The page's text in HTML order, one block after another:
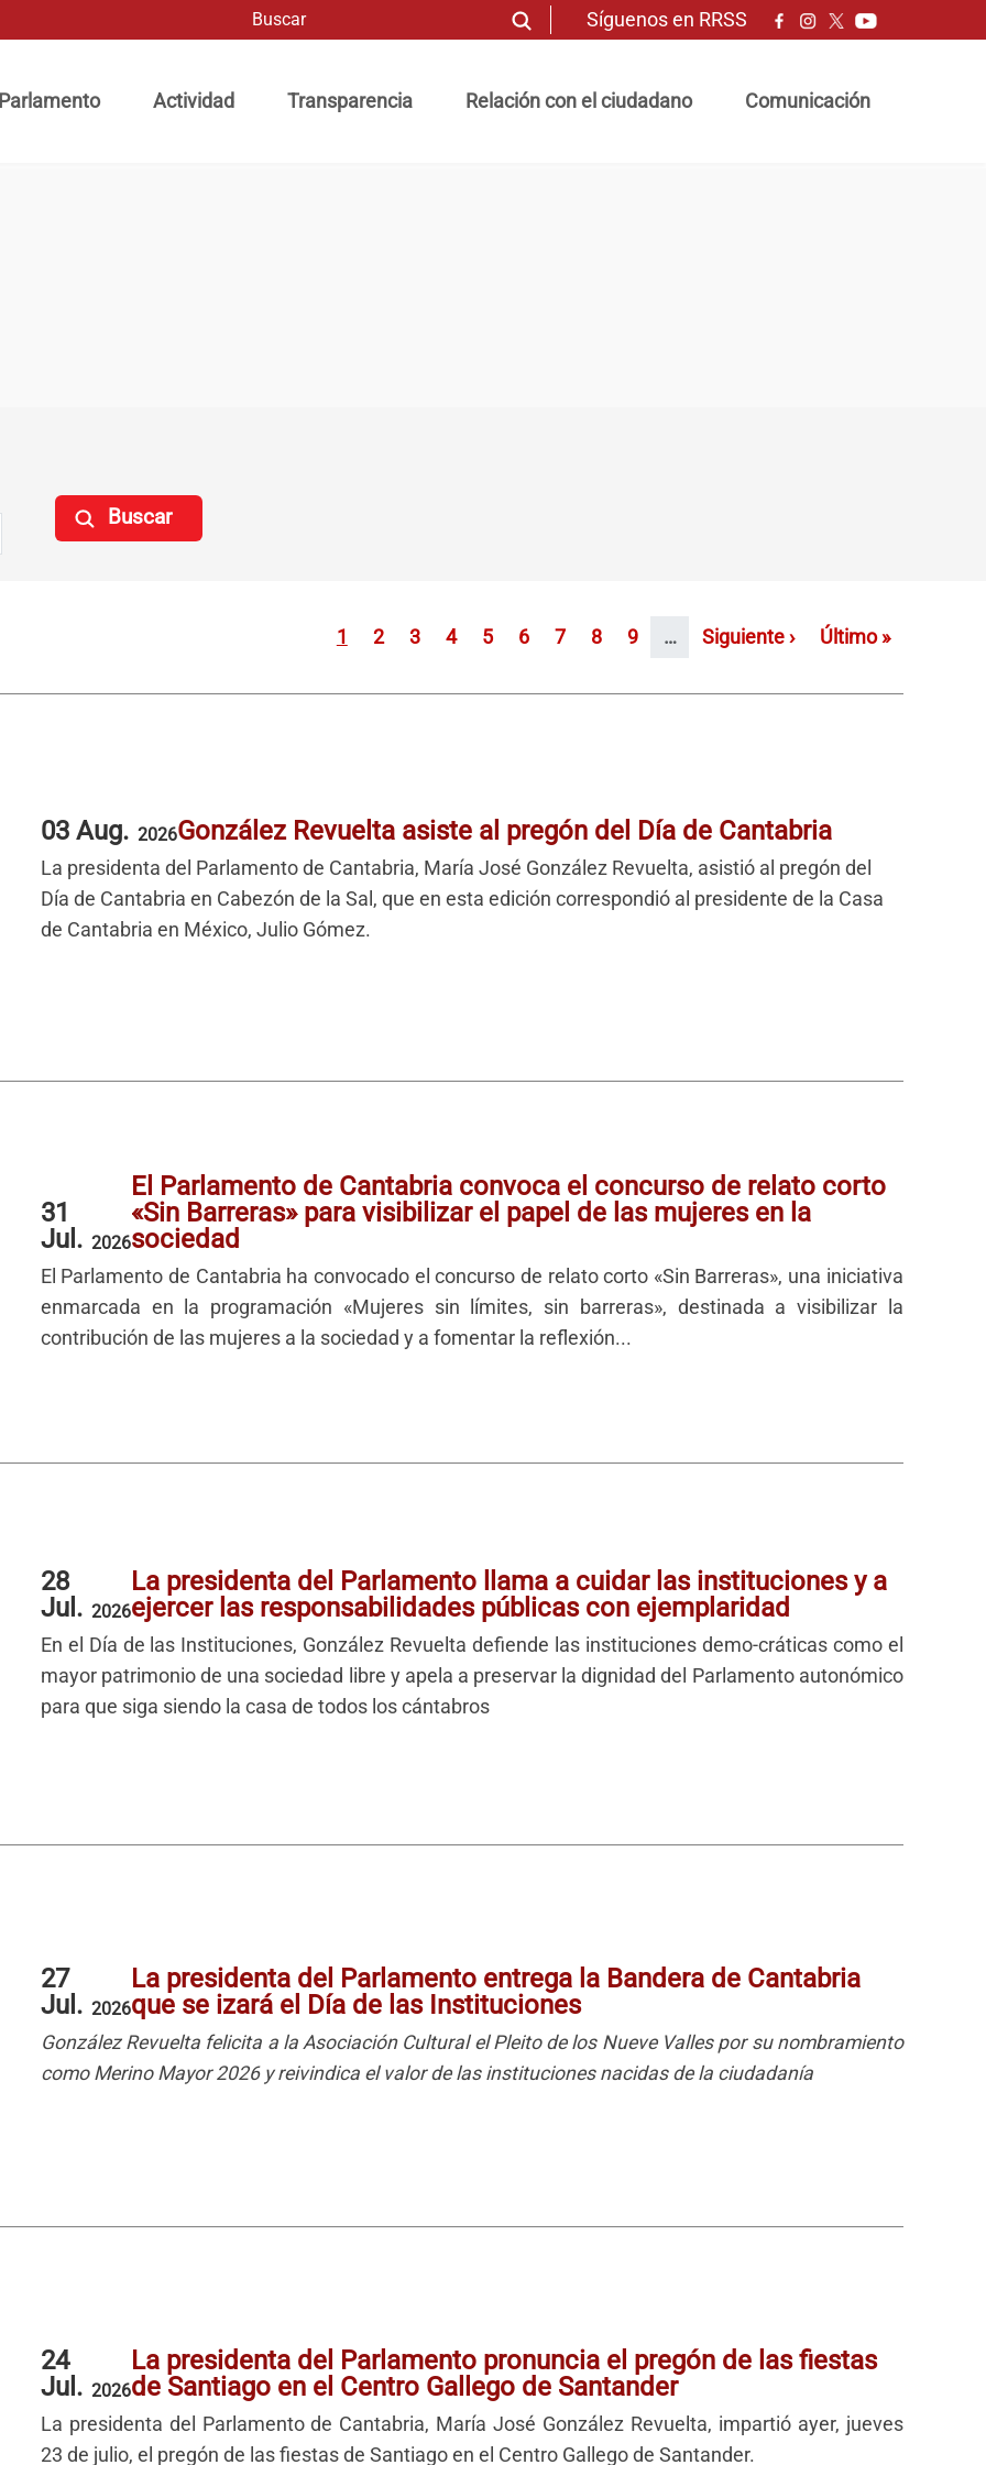
Síguenos en RRSS
Actividad Transparencia Relación con el ciudadano Comunicación
Página
1 Página
2 Página
3 Página
4 Página
5 Página
6 Página
7 Página
8 Página
9 … Siguiente página
Siguiente › Última página
Último »
03 Aug. 2026González Revuelta asiste al pregón del Día de Cantabria
La presidenta del Parlamento de Cantabria, María José González Revuelta, asistió al pregón del
Día de Cantabria en Cabezón de la Sal, que en esta edición correspondió al presidente de la Casa
de Cantabria en México, Julio Gómez.
31
Jul. 2026
El Parlamento de Cantabria convoca el concurso de relato corto
«Sin Barreras» para visibilizar el papel de las mujeres en la
sociedad
El Parlamento de Cantabria ha convocado el concurso de relato corto «Sin Barreras», una iniciativa
enmarcada en la programación «Mujeres sin límites, sin barreras», destinada a visibilizar la
contribución de las mujeres a la sociedad y a fomentar la reflexión...
28
Jul. 2026
La presidenta del Parlamento llama a cuidar las instituciones y a
ejercer las responsabilidades públicas con ejemplaridad
En el Día de las Instituciones, González Revuelta defiende las instituciones demo-cráticas como el
mayor patrimonio de una sociedad libre y apela a preservar la dignidad del Parlamento autonómico
para que siga siendo la casa de todos los cántabros
27
Jul. 2026
La presidenta del Parlamento entrega la Bandera de Cantabria
que se izará el Día de las Instituciones
González Revuelta felicita a la Asociación Cultural el Pleito de los Nueve Valles por su nombramiento
como Merino Mayor 2026 y reivindica el valor de las instituciones nacidas de la ciudadanía
24
Jul. 2026
La presidenta del Parlamento pronuncia el pregón de las fiestas
de Santiago en el Centro Gallego de Santander
La presidenta del Parlamento de Cantabria, María José González Revuelta, impartió ayer, jueves
23 de julio, el pregón de las fiestas de Santiago en el Centro Gallego de Santander.